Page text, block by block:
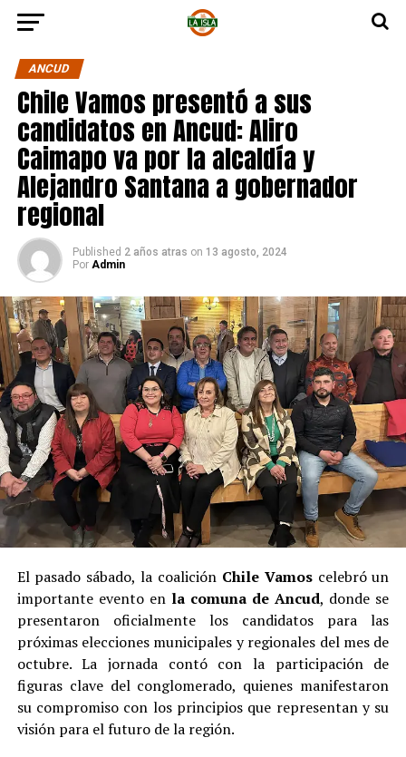
ANCUD
Chile Vamos presentó a sus
candidatos en Ancud: Aliro
Caimapo va por la alcaldía y
Alejandro Santana a gobernador
regional
Published 2 años atras on 13 agosto, 2024
Por Admin
El pasado sábado, la coalición Chile Vamoscelebró un
importante evento en la comuna de Ancud, donde se
presentaron oficialmente los candidatos para las
próximas elecciones municipales y regionales del mes de
octubre. La jornada contó con la participación de
figuras clave del conglomerado, quienes manifestaron
su compromiso con los principios que representan y su
visión para el futuro de la región.